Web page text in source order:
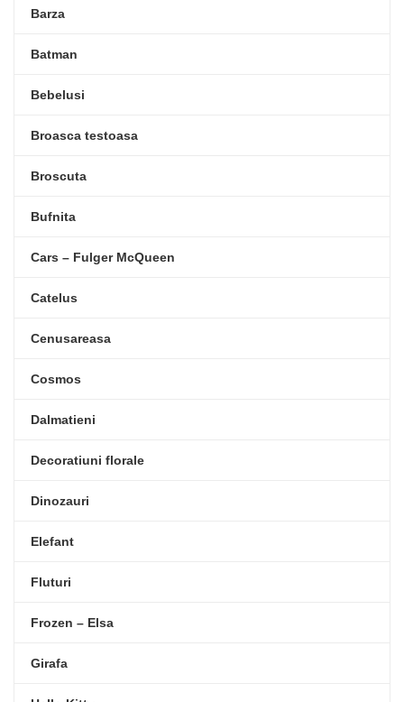
Barza
Batman
Bebelusi
Broasca testoasa
Broscuta
Bufnita
Cars – Fulger McQueen
Catelus
Cenusareasa
Cosmos
Dalmatieni
Decoratiuni florale
Dinozauri
Elefant
Fluturi
Frozen – Elsa
Girafa